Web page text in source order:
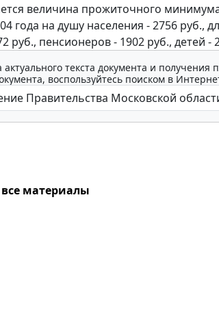
величина прожиточного
года на душу населения - 2756 руб.,
руб., пенсионеров - 1902 руб., детей -
текста документа и
воспользуйтесь поиском в
материалы